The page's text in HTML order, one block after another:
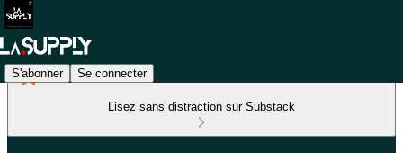
S'abonner Se connecter
Lisez sans distraction sur Substack